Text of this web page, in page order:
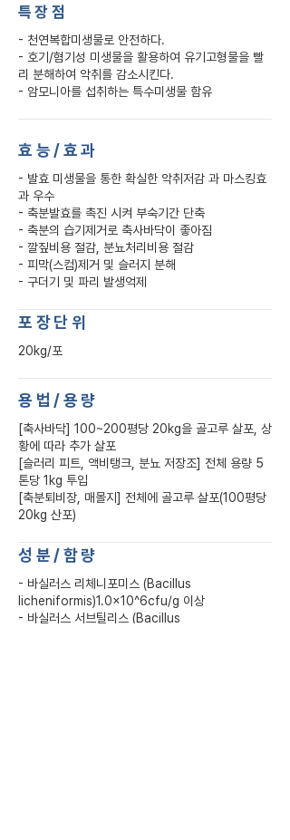
특장점
- 천연복합미생물로 안전하다.
- 호기/혐기성 미생물을 활용하여 유기고형물을 빨
리 분해하여 악취를 감소시킨다.
- 암모니아를 섭취하는 특수미생물 함유
효능/효과
- 발효 미생물을 통한 확실한 악취저감 과 마스킹효
과 우수
- 축분발효를 촉진 시켜 부숙기간 단축
- 축분의 습기제거로 축사바닥이 좋아짐
- 깔짚비용 절감, 분뇨처리비용 절감
- 피막(스컴)제거 및 슬러지 분해
- 구더기 및 파리 발생억제
​포장단위
20kg/포
용법/용량
[축사바닥] 100~200평당 20kg을 골고루 살포, 상
황에 따라 추가 살포
[슬러리 피트, 액비탱크, 분뇨 저장조] 전체 용량 5
톤당 1kg 투입
[축분퇴비장, 매몰지] 전체에 골고루 살포(100평당
20kg 산포)
​성분/함량
- 바실러스 리체니포미스 (Bacillus
licheniformis)1.0×10^6cfu/g 이상
- 바실러스 서브틸리스 (Bacillus